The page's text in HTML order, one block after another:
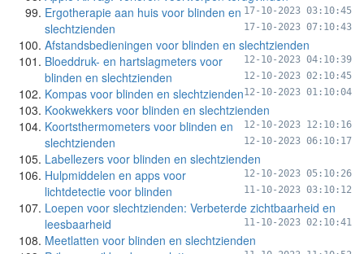
17-10-2023 03:10:45
Ergotherapie aan huis voor blinden en
slechtzienden
17-10-2023 07:10:43
Afstandsbedieningen voor blinden en slechtzienden
12-10-2023 04:10:39
Bloeddruk- en hartslagmeters voor
blinden en slechtzienden
12-10-2023 02:10:45
Kompas voor blinden en slechtzienden12-10-2023 01:10:04
Kookwekkers voor blinden en slechtzienden
12-10-2023 12:10:16
Koortsthermometers voor blinden en
slechtzienden
12-10-2023 06:10:17
Labellezers voor blinden en slechtzienden
12-10-2023 05:10:26
Hulpmiddelen en apps voor
lichtdetectie voor blinden
11-10-2023 03:10:12
Loepen voor slechtzienden: Verbeterde zichtbaarheid en
leesbaarheid
11-10-2023 02:10:41
Meetlatten voor blinden en slechtzienden